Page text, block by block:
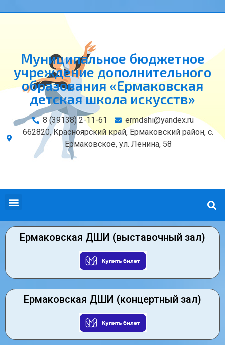
Муниципальное бюджетное
учреждение дополнительного
образования «Ермаковская
детская школа искусств»
8 (39138) 2-11-61
ermdshi@yandex.ru
662820, Красноярский край, Ермаковский район, с.
Ермаковское, ул. Ленина, 58
Ермаковская ДШИ (выставочный зал)
Ермаковская ДШИ (концертный зал)